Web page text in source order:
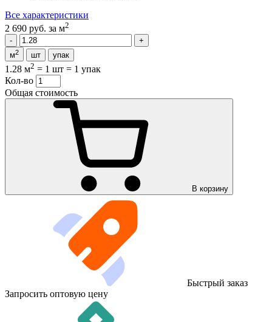
Все характеристики
2 690 руб. за м2
м2 шт упак
1.28 м2 = 1 шт = 1 упак
Кол-во
Общая стоимость
В корзину
Быстрый заказ
Запросить оптовую цену